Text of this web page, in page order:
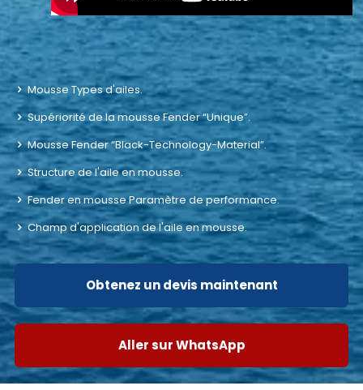
Mousse Types d'ailes.
Supériorité de la mousse Fender “Unique”.
Mousse Fender “Black-Technology-Material”.
Structure de l'aile en mousse.
Fender en mousse Paramètre de performance.
Champ d'application de l'aile en mousse.
Obtenez un devis maintenant
Aller sur WhatsApp